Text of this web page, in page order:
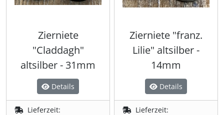
Zierniete
"Claddagh"
altsilber - 31mm
Details
Lieferzeit:
Zierniete "franz.
Lilie" altsilber -
14mm
Details
Lieferzeit: